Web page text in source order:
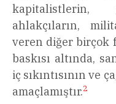
kapitalistlerin,
ahlakçıların,
veren diğer birçok
baskısı altında,
iç sıkıntısının ve
amaçlamıştır.2